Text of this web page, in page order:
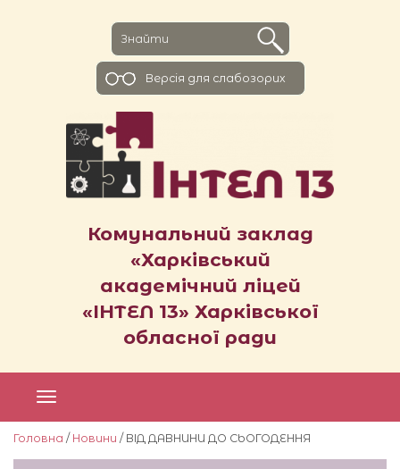
Комунальний заклад
«Харківський
академічний ліцей
«ІНТЕЛ 13» Харківської
обласної ради
Версiя для слабозорих
Головна / Новини / ВІД ДАВНИНИ ДО СЬОГОДЕННЯ